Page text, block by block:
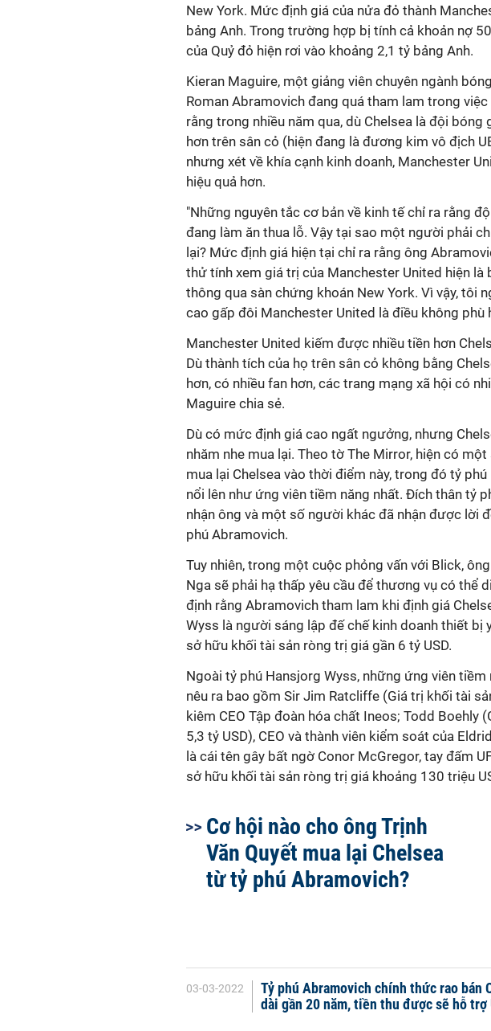
New York. Mức định giá của nửa đỏ thành
bảng Anh. Trong trường hợp bị tính cả khoản nợ
của Quỷ đỏ hiện rơi vào khoảng 2,1 tỷ bảng Anh.
Kieran Maguire, một giảng viên chuyên ngành
Roman Abramovich đang quá tham lam trong việc
rằng trong nhiều năm qua, dù Chelsea là đội
hơn trên sân cỏ (hiện đang là đương kim vô địch
nhưng xét về khía cạnh kinh doanh, Manchester
hiệu quả hơn.
"Những nguyên tắc cơ bản về kinh tế chỉ ra rằng
đang làm ăn thua lỗ. Vậy tại sao một người phải
lại? Mức định giá hiện tại chỉ ra rằng ông
thử tính xem giá trị của Manchester United hiện là
thông qua sàn chứng khoán New York. Vì vậy, tôi
cao gấp đôi Manchester United là điều không phù
Manchester United kiếm được nhiều tiền hơn
Dù thành tích của họ trên sân cỏ không bằng
hơn, có nhiều fan hơn, các trang mạng xã hội có
Maguire chia sẻ.
Dù có mức định giá cao ngất ngưởng, nhưng
nhăm nhe mua lại. Theo tờ The Mirror, hiện có
mua lại Chelsea vào thời điểm này, trong đó tỷ
nổi lên như ứng viên tiềm năng nhất. Đích thân tỷ
nhận ông và một số người khác đã nhận được lời
phú Abramovich.
Tuy nhiên, trong một cuộc phỏng vấn với Blick,
Nga sẽ phải hạ thấp yêu cầu để thương vụ có thể
định rằng Abramovich tham lam khi định giá
Wyss là người sáng lập đế chế kinh doanh thiết bị
sở hữu khối tài sản ròng trị giá gần 6 tỷ USD.
Ngoài tỷ phú Hansjorg Wyss, những ứng viên
nêu ra bao gồm Sir Jim Ratcliffe (Giá trị khối tài
kiêm CEO Tập đoàn hóa chất Ineos; Todd Boehly
5,3 tỷ USD), CEO và thành viên kiểm soát của
là cái tên gây bất ngờ Conor McGregor, tay đấm
sở hữu khối tài sản ròng trị giá khoảng 130 triệu
Cơ hội nào cho ông Trịnh
Văn Quyết mua lại Chelsea
từ tỷ phú Abramovich?
03-03-2022
Tỷ phú Abramovich chính thức rao bán
dài gần 20 năm, tiền thu được sẽ hỗ trợ